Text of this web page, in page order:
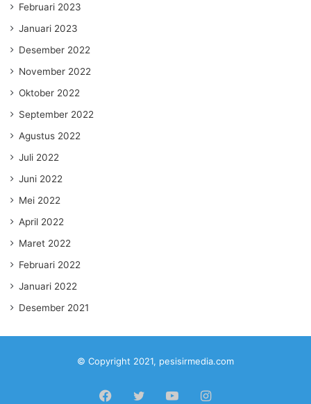
Februari 2023
Januari 2023
Desember 2022
November 2022
Oktober 2022
September 2022
Agustus 2022
Juli 2022
Juni 2022
Mei 2022
April 2022
Maret 2022
Februari 2022
Januari 2022
Desember 2021
© Copyright 2021, pesisirmedia.com
Facebook
TwitterYouTubeInstagram